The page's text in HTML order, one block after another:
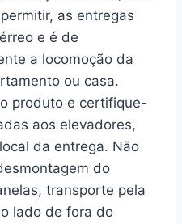
as entregas
e é de
a locomoção da
ou casa.
produto e certifique-
aos elevadores,
da entrega. Não
do
transporte pela
lado de fora do